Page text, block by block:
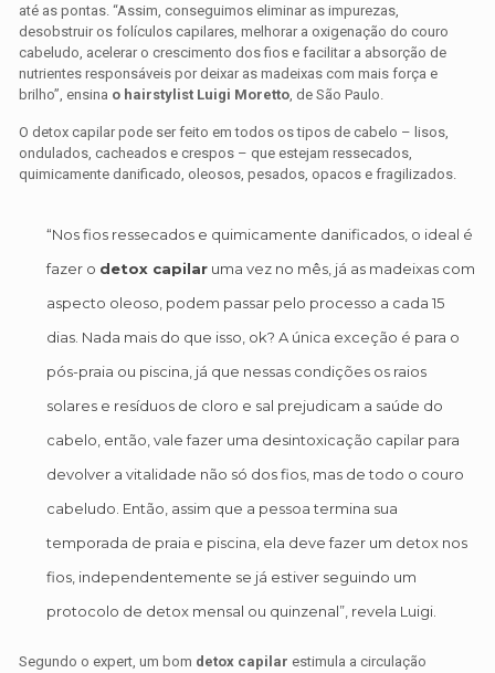
até as pontas. “Assim, conseguimos eliminar as impurezas,
desobstruir os folículos capilares, melhorar a oxigenação do couro
cabeludo, acelerar o crescimento dos fios e facilitar a absorção de
nutrientes responsáveis por deixar as madeixas com mais força e
brilho”, ensina o hairstylist Luigi Moretto, de São Paulo.
O detox capilar pode ser feito em todos os tipos de cabelo – lisos,
ondulados, cacheados e crespos – que estejam ressecados,
quimicamente danificado, oleosos, pesados, opacos e fragilizados.
“Nos fios ressecados e quimicamente danificados, o ideal é
fazer o detox capilar uma vez no mês, já as madeixas com
aspecto oleoso, podem passar pelo processo a cada 15
dias. Nada mais do que isso, ok? A única exceção é para o
pós-praia ou piscina, já que nessas condições os raios
solares e resíduos de cloro e sal prejudicam a saúde do
cabelo, então, vale fazer uma desintoxicação capilar para
devolver a vitalidade não só dos fios, mas de todo o couro
cabeludo. Então, assim que a pessoa termina sua
temporada de praia e piscina, ela deve fazer um detox nos
fios, independentemente se já estiver seguindo um
protocolo de detox mensal ou quinzenal”, revela Luigi.
Segundo o expert, um bom detox capilar estimula a circulação